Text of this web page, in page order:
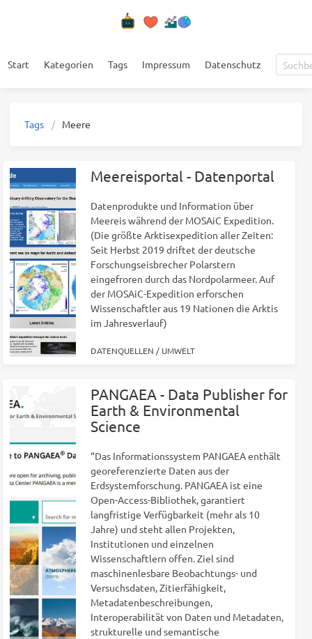
Start Kategorien Tags Impressum Datenschutz
Tags Meere
Meereisportal - Datenportal
Datenprodukte und Information über
Meereis während der MOSAiC Expedition.
(Die größte Arktisexpedition aller Zeiten:
Seit Herbst 2019 driftet der deutsche
Forschungseisbrecher Polarstern
eingefroren durch das Nordpolarmeer. Auf
der MOSAiC-Expedition erforschen
Wissenschaftler aus 19 Nationen die Arktis
im Jahresverlauf)
DATENQUELLEN / UMWELT
PANGAEA - Data Publisher for
Earth & Environmental
Science
“Das Informationssystem PANGAEA enthält
georeferenzierte Daten aus der
Erdsystemforschung. PANGAEA ist eine
Open-Access-Bibliothek, garantiert
langfristige Verfügbarkeit (mehr als 10
Jahre) und steht allen Projekten,
Institutionen und einzelnen
Wissenschaftlern offen. Ziel sind
maschinenlesbare Beobachtungs- und
Versuchsdaten, Zitierfähigkeit,
Metadatenbeschreibungen,
Interoperabilität von Daten und Metadaten,
strukturelle und semantische